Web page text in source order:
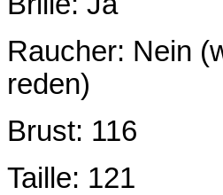
Raucher: Nein
reden)
Brust: 116
Taille: 121